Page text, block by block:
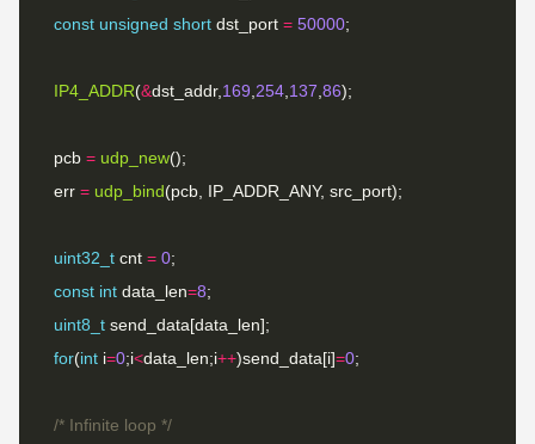
const unsigned short dst_port = 50000
IP4_ADDR(&dst_addr, 169 254 137 86
  pcb
= udp_new
  err
= udp_bind
uint32_t cnt = 0
const int data_len=8
uint8_t
for(int i=0;i<data_len;i++)send_data[i]=0
/* Infinite loop */